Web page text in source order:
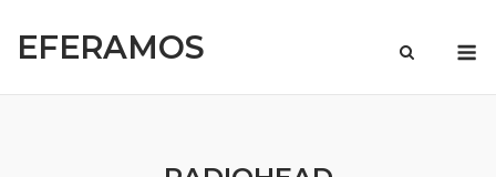
EFERAMOS